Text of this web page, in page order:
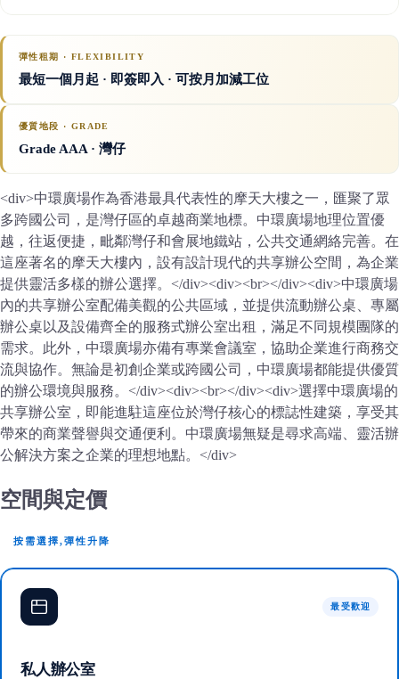
彈性租期 · FLEXIBILITY
最短一個月起 · 即簽即入 · 可按月加減工位
優質地段 · GRADE
Grade AAA· 灣仔
<div>中環廣場作為香港最具代表性的摩天大樓之一，匯聚了眾
多跨國公司，是灣仔區的卓越商業地標。中環廣場地理位置優
越，往返便捷，毗鄰灣仔和會展地鐵站，公共交通網絡完善。在
這座著名的摩天大樓內，設有設計現代的共享辦公空間，為企業
提供靈活多樣的辦公選擇。</div><div><br></div><div>中環廣場
內的共享辦公室配備美觀的公共區域，並提供流動辦公桌、專屬
辦公桌以及設備齊全的服務式辦公室出租，滿足不同規模團隊的
需求。此外，中環廣場亦備有專業會議室，協助企業進行商務交
流與協作。無論是初創企業或跨國公司，中環廣場都能提供優質
的辦公環境與服務。</div><div><br></div><div>選擇中環廣場的
共享辦公室，即能進駐這座位於灣仔核心的標誌性建築，享受其
帶來的商業聲譽與交通便利。中環廣場無疑是尋求高端、靈活辦
公解決方案之企業的理想地點。</div>
空間與定價
按需選擇,彈性升降
最受歡迎
私人辦公室